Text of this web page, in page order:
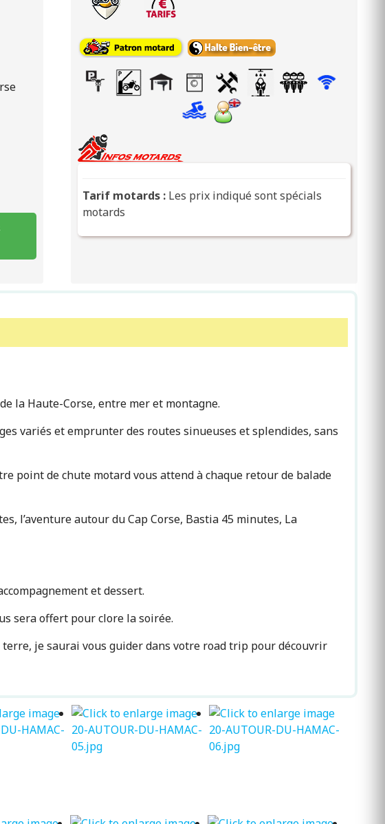
Tarif motards : Les prix indiqué sont spécials
motards
la Haute-Corse, entre mer et montagne.
variés et emprunter des routes sinueuses et splendides, sans
point de chute motard vous attend à chaque retour de balade
l’aventure autour du Cap Corse, Bastia 45 minutes, La
et dessert.
sera offert pour clore la soirée.
je saurai vous guider dans votre road trip pour découvrir